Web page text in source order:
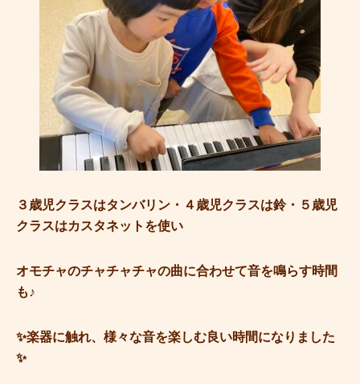
３歳児クラスはタンバリン・４歳児クラスは鈴・５歳児
クラスはカスタネットを使い
オモチャのチャチャチャの曲に合わせて音を鳴らす時間
も♪
✨楽器に触れ、様々な音を楽しむ良い時間になりました
✨